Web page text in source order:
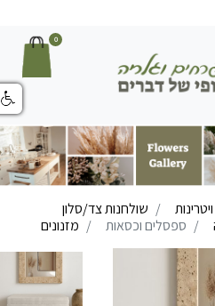
0
ויטרינות
שולחנות צד/סלון
ספסלים וכסאות מזנונים